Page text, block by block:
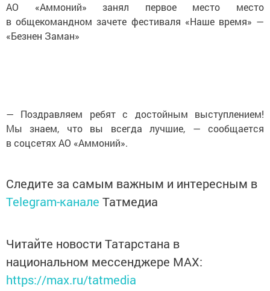
АО «Аммоний» занял первое место место
в общекомандном зачете фестиваля «Наше время» —
«Безнен Заман»
— Поздравляем ребят с достойным выступлением!
Мы знаем, что вы всегда лучшие, — сообщается
в соцсетях АО «Аммоний».
Следите за самым важным и интересным в
Telegram-канале Татмедиа
Читайте новости Татарстана в
национальном мессенджере MАХ:
https://max.ru/tatmedia